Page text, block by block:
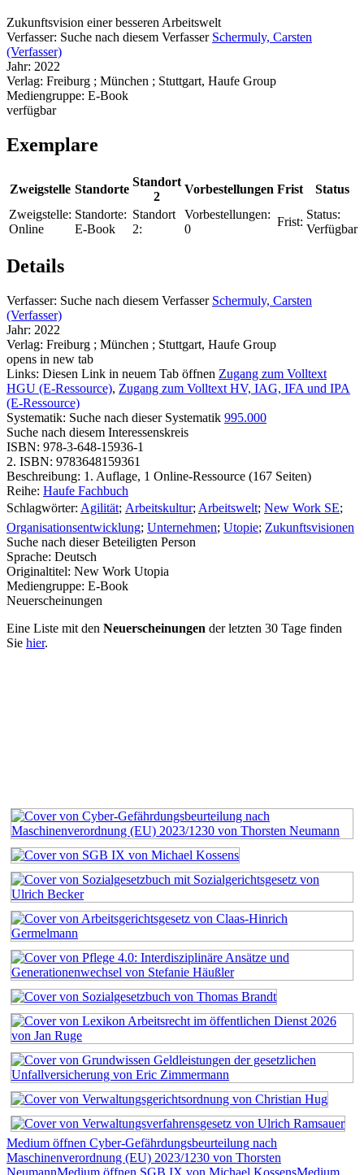
Zukunftsvision einer besseren Arbeitswelt
Verfasser: Suche nach diesem Verfasser Schermuly, Carsten
(Verfasser)
Jahr: 2022
Verlag: Freiburg ; München ; Stuttgart, Haufe Group
Mediengruppe: E-Book
verfügbar
Exemplare
Zweigstelle Standorte
Standort
2
Vorbestellungen Frist
Status
Zweigstelle:
Online
Standorte:
E-Book
Standort
2:
Vorbestellungen:
0
Frist:
Status:
Verfügbar
Details
Verfasser: Suche nach diesem Verfasser Schermuly, Carsten
(Verfasser)
Jahr: 2022
Verlag: Freiburg ; München ; Stuttgart, Haufe Group
opens in new tab
Links: Diesen Link in neuem Tab öffnen Zugang zum Volltext
HGU (E-Ressource), Zugang zum Volltext HV, IAG, IFA und IPA
(E-Ressource)
Systematik: Suche nach dieser Systematik 995.000
Suche nach diesem Interessenskreis
ISBN: 978-3-648-15936-1
2. ISBN: 9783648159361
Beschreibung: 1. Auflage, 1 Online-Ressource (167 Seiten)
Reihe: Haufe Fachbuch
Schlagwörter: Agilität; Arbeitskultur; Arbeitswelt; New Work SE;
Organisationsentwicklung; Unternehmen; Utopie; Zukunftsvisionen
Suche nach dieser Beteiligten Person
Sprache: Deutsch
Originaltitel: New Work Utopia
Mediengruppe: E-Book
Neuerscheinungen
Eine Liste mit den Neuerscheinungen der letzten 30 Tage finden
Sie hier.
Medium öffnen Cyber-Gefährdungsbeurteilung nach
Maschinenverordnung (EU) 2023/1230 von Thorsten
NeumannMedium öffnen SGB IX von Michael KossensMedium